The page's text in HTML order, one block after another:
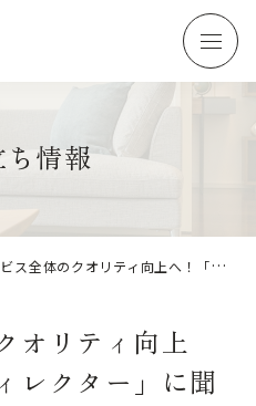
ち情報
リティ向上へ！「アートディレクター」に聞いた、サマンサのホームステージングの未来｜スタッフインタビュー Vol.16
オリティ向上
レクター」に聞